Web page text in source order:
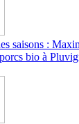
saisons :
bio à